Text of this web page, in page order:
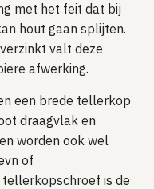
met het feit dat bij
hout gaan splijten.
valt deze
afwerking.
een brede tellerkop
draagvlak en
worden ook wel
of
is de